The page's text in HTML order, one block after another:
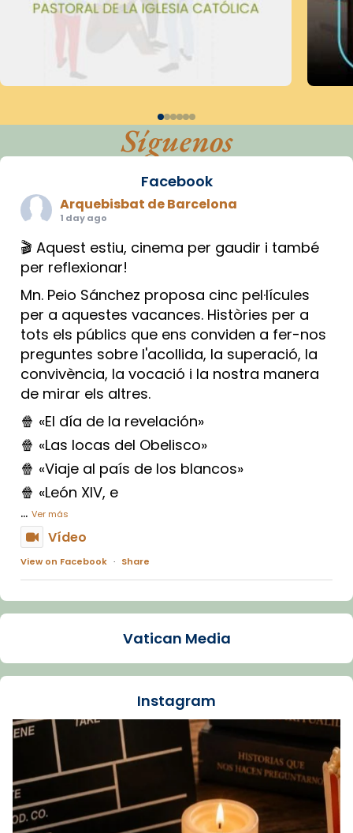
Síguenos
Facebook
Arquebisbat de Barcelona
1 day ago
🎬 Aquest estiu, cinema per gaudir i també
per reflexionar!
Mn. Peio Sánchez proposa cinc pel·lícules
per a aquestes vacances. Històries per a
tots els públics que ens conviden a fer-nos
preguntes sobre l'acollida, la superació, la
convivència, la vocació i la nostra manera
de mirar els altres.
🍿 «El día de la revelación»
🍿 «Las locas del Obelisco»
🍿 «Viaje al país de los blancos»
🍿 «León XIV, e
... Ver más
Vídeo
View on Facebook · Share
Arquebisbat de Barcelona
La Carmina va patir depressió. Fa gairebé
dos mesos, a l'Estadi Lluís Companys, la
Recupera l'entrevista comp
Vatican
tican News 👇
www.vaticannews.va/es/iglesia/news/2026-
07/carmina-historia-depresion-papa-viaje-
espana-testimoni...
Vatican Media
Instagram